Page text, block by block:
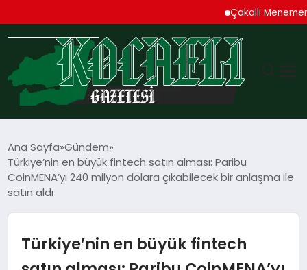
Çakallı Menemeni
TEKNOLOJI
SPOR
Ana Sayfa Gündem
Türkiye’nin en büyük fintech satın alması: Paribu
CoinMENA’yı 240 milyon dolara çıkabilecek bir anlaşma ile
satın aldı
Türkiye’nin en büyük fintech